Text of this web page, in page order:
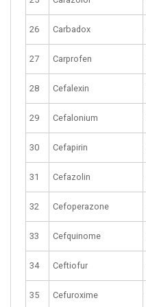
26 Carbadox
27 Carprofen
28 Cefalexin
29 Cefalonium
30 Cefapirin
31 Cefazolin
32 Cefoperazone
33 Cefquinome
34 Ceftiofur
35 Cefuroxime